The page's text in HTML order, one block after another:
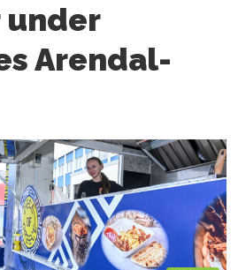
Arendal-